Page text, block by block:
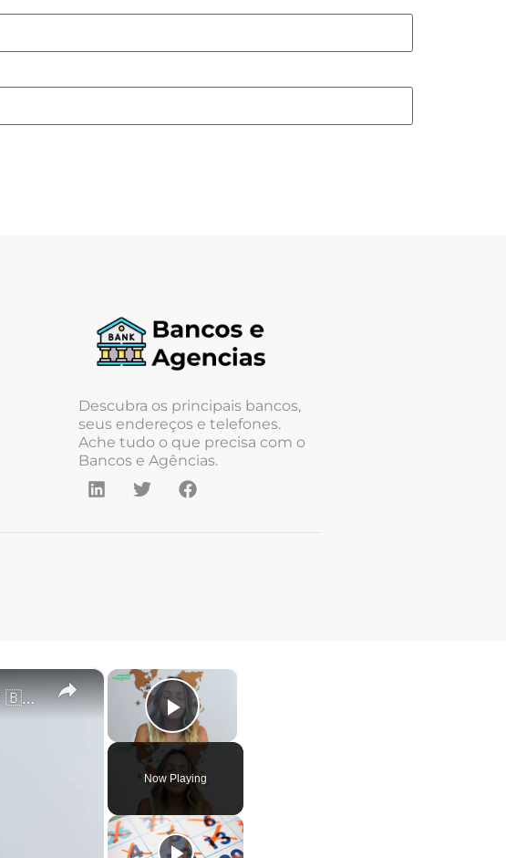
Descubra os principais bancos,
seus endereços e telefones.
Ache tudo o que precisa com o
Bancos e Agências.
×
Play Video
Now Playing
×
5 Destinos Baratos no Brasil Para Conhecer e Amar! 🇧🇷✨